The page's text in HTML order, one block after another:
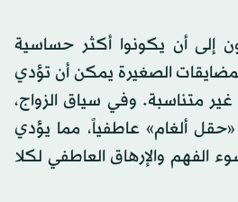
إلى أن يكونوا أكثر حساسية
الصغيرة يمكن أن تؤدي
متناسبة. وفي سياق الزواج،
ألغام» عاطفياً، مما يؤدي
الفهم والإرهاق العاطفي لكلا